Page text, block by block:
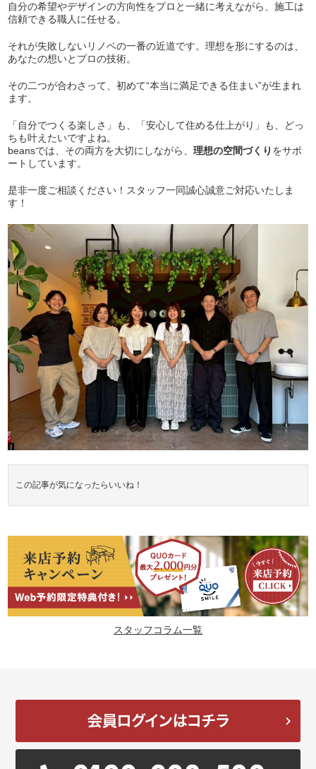
自分の希望やデザインの方向性をプロと一緒に考えながら、施工は
信頼できる職人に任せる。
それが失敗しないリノベの一番の近道です。理想を形にするのは、
あなたの想いとプロの技術。
その二つが合わさって、初めて“本当に満足できる住まい”が生まれ
ます。
「自分でつくる楽しさ」も、「安心して住める仕上がり」も、どっ
ちも叶えたいですよね。
beansでは、その両方を大切にしながら、理想の空間づくり をサポ
ートしています。
是非一度ご相談ください！スタッフ一同誠心誠意ご対応いたしま
す！
この記事が気になったらいいね！
スタッフコラム一覧